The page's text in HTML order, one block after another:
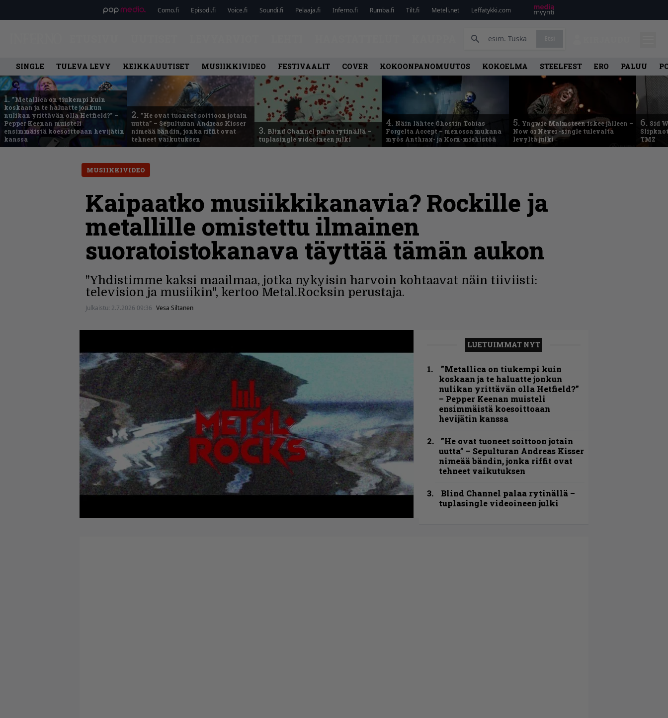
Como.fi Episodi.fi Voice.fi Soundi.fi Pelaaja.fi Inferno.fi Rumba.fi Tilt.fi Meteli.net Leffatykki.com
SINGLE TULEVA LEVY KEIKKAUUTISET MUSIIKKIVIDEO FESTIVAALIT COVER KOKOONPANOMUUTOS KOKOELMA STEELFEST ERO PALUU
1. ”Metallica on tiukempi kuin
koskaan ja te haluatte jonkun
nulikan yrittävän olla Hetfield?” –
Pepper Keenan muisteli
ensimmäistä koesoittoaan hevijätin
kanssa
2. ”He ovat tuoneet soittoon jotain
uutta” – Sepulturan Andreas Kisser
nimeää bändin, jonka riffit ovat
tehneet vaikutuksen
3. Blind Channel palaa rytinällä –
tuplasingle videoineen julki
4. Näin lähtee Ghostin Tobias
Forgelta Accept – menossa mukana
myös Anthrax- ja Korn-miehistöä
5. Yngwie Malmsteen iskee jälleen –
Now or Never -single tulevalta
levyltä julki
6. Sid
TMZ
MUSIIKKIVIDEO
Kaipaatko musiikkikanavia? Rockille ja
metallille omistettu ilmainen
suoratoistokanava täyttää tämän aukon
"Yhdistimme kaksi maailmaa, jotka nykyisin harvoin kohtaavat näin tiiviisti:
television ja musiikin", kertoo Metal.Rocksin perustaja.
Julkaistu: 2.7.2026 09:36 Vesa Siltanen
LUETUIMMAT NYT
”Metallica on tiukempi kuin
koskaan ja te haluatte jonkun
nulikan yrittävän olla Hetfield?”
– Pepper Keenan muisteli
ensimmäistä koesoittoaan
hevijätin kanssa
”He ovat tuoneet soittoon jotain
uutta” – Sepulturan Andreas Kisser
nimeää bändin, jonka riffit ovat
tehneet vaikutuksen
Blind Channel palaa rytinällä –
tuplasingle videoineen julki